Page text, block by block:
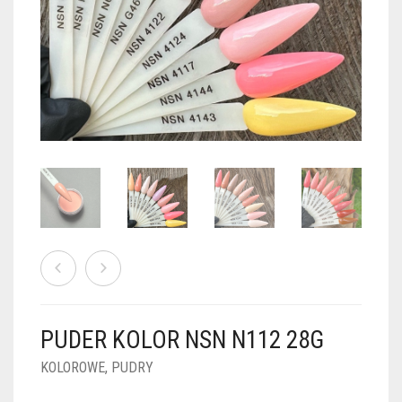
PUDRY BROKATOWE
PUDRY Z DROBINKAMI
PUDRY KOLOR PUR
PUDRY BUDUJĄCE
PUDRY DO FRENCH
PUDRY GALAXY
PUDRY SPARKLE
PUDRY TERMICZNE
PUDRY ŚWIECĄCE
FOIL DIP
KOSZYK
PUDER KOLOR NSN N112 28G
KOLOROWE, PUDRY